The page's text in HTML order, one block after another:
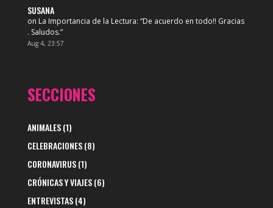
SUSANA
on La Importancia de la Lectura: “De acuerdo en todo!! Gracias
. Saludos.”
Aug 4, 23:57
SECCIONES
ANIMALES(1)
CELEBRACIONES(8)
CORONAVIRUS(1)
CRÓNICAS Y VIAJES(6)
ENTREVISTAS(4)